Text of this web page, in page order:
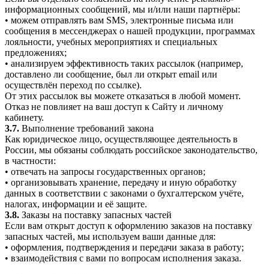
информационных сообщений, мы и/или наши партнёры:
• можем отправлять вам SMS, электронные письма или
сообщения в мессенджерах о нашей продукции, программах
лояльности, учебных мероприятиях и специальных
предложениях;
• анализируем эффективность таких рассылок (например,
доставлено ли сообщение, был ли открыт email или
осуществлён переход по ссылке).
От этих рассылок вы можете отказаться в любой момент.
Отказ не повлияет на ваш доступ к Сайту и личному
кабинету.
3.7. Выполнение требований закона
Как юридическое лицо, осуществляющее деятельность в
России, мы обязаны соблюдать российское законодательство,
в частности:
• отвечать на запросы государственных органов;
• организовывать хранение, передачу и иную обработку
данных в соответствии с законами о бухгалтерском учёте,
налогах, информации и её защите.
3.8. Заказы на поставку запасных частей
Если вам открыт доступ к оформлению заказов на поставку
запасных частей, мы используем ваши данные для:
• оформления, подтверждения и передачи заказа в работу;
• взаимодействия с вами по вопросам исполнения заказа.